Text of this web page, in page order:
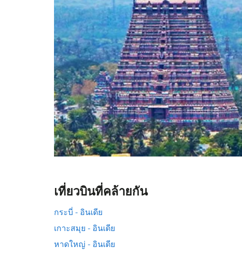
เที่ยวบินที่คล้ายกัน
กระบี่ - อินเดีย
เกาะสมุย - อินเดีย
หาดใหญ่ - อินเดีย